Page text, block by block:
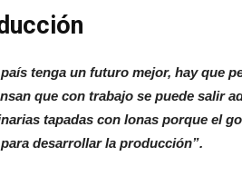
tenga un futuro mejor, hay que
que con trabajo se puede salir
tapadas con lonas porque el
desarrollar la producción”.